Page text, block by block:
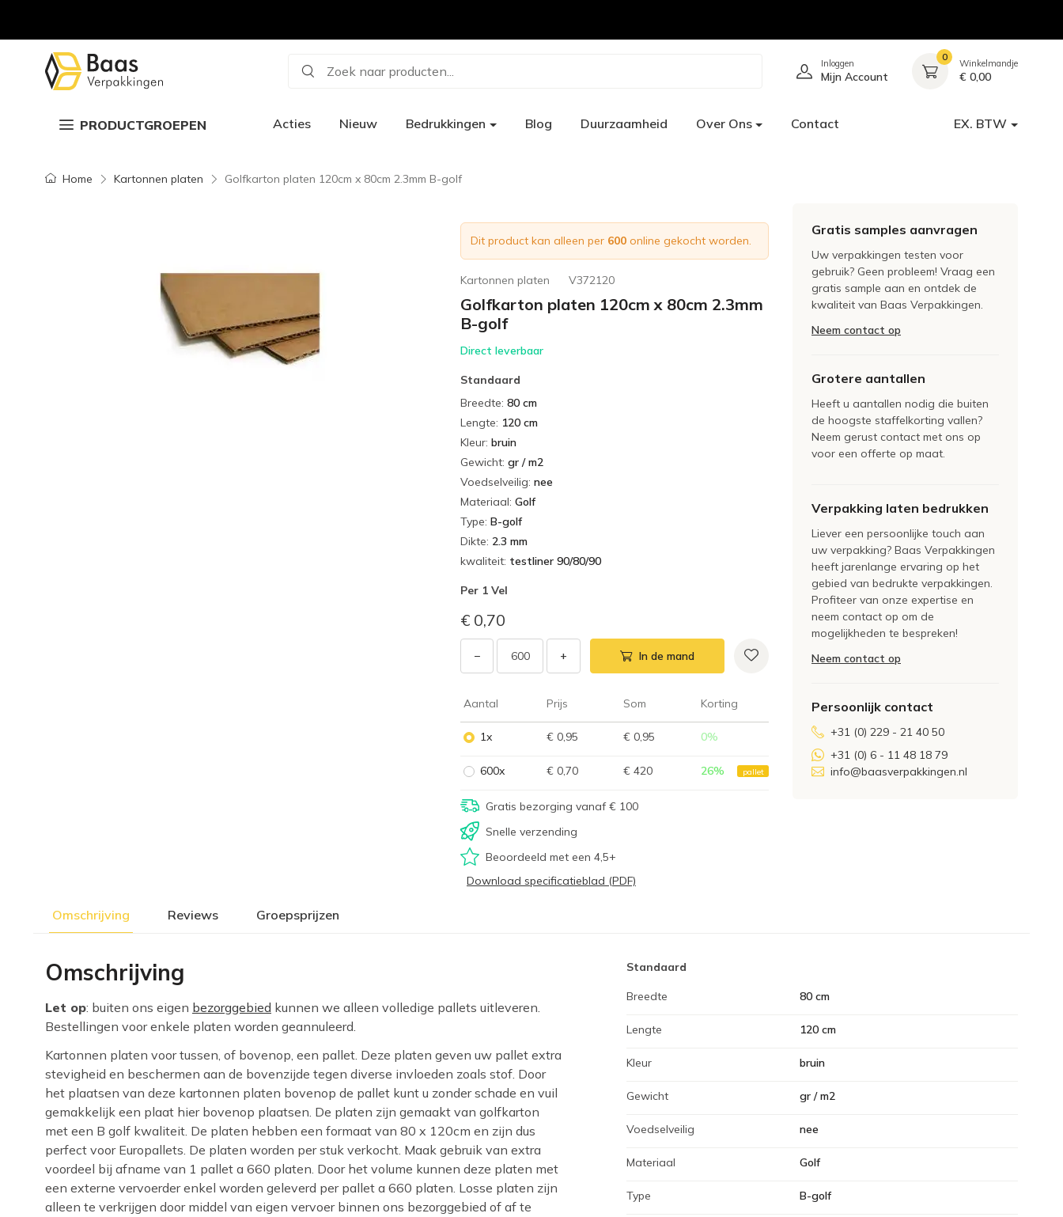
Zoek naar producten... Inloggen
Mijn Account
0
Winkelmandje
€ 0,00
PRODUCTGROEPEN Acties Nieuw Bedrukkingen Blog Duurzaamheid Over Ons Contact EX. BTW
Home Kartonnen platen Golfkarton platen 120cm x 80cm 2.3mm B-golf
Dit product kan alleen per 600 online gekocht worden.
Kartonnen platen V372120
Golfkarton platen 120cm x 80cm 2.3mm
B-golf
Direct leverbaar
Standaard
Breedte: 80 cm
Lengte: 120 cm
Kleur: bruin
Gewicht: gr / m2
Voedselveilig: nee
Materiaal: Golf
Type: B-golf
Dikte: 2.3 mm
kwaliteit: testliner 90/80/90
Per 1 Vel
€ 0,70
− + In de mand
Aantal Prijs Som Korting
1x € 0,95 € 0,95 0%
600x € 0,70 € 420 26% pallet
Gratis bezorging vanaf € 100
Snelle verzending
Beoordeeld met een 4,5+
Download specificatieblad (PDF)
Gratis samples aanvragen
Uw verpakkingen testen voor
gebruik? Geen probleem! Vraag een
gratis sample aan en ontdek de
kwaliteit van Baas Verpakkingen.
Neem contact op
Grotere aantallen
Heeft u aantallen nodig die buiten
de hoogste staffelkorting vallen?
Neem gerust contact met ons op
voor een offerte op maat.
Verpakking laten bedrukken
Liever een persoonlijke touch aan
uw verpakking? Baas Verpakkingen
heeft jarenlange ervaring op het
gebied van bedrukte verpakkingen.
Profiteer van onze expertise en
neem contact op om de
mogelijkheden te bespreken!
Neem contact op
Persoonlijk contact
+31 (0) 229 - 21 40 50
+31 (0) 6 - 11 48 18 79
info@baasverpakkingen.nl
Omschrijving Reviews Groepsprijzen
Omschrijving
Let op: buiten ons eigen bezorggebied kunnen we alleen volledige pallets uitleveren.
Bestellingen voor enkele platen worden geannuleerd.
Kartonnen platen voor tussen, of bovenop, een pallet. Deze platen geven uw pallet extra
stevigheid en beschermen aan de bovenzijde tegen diverse invloeden zoals stof. Door
het plaatsen van deze kartonnen platen bovenop de pallet kunt u zonder schade en vuil
gemakkelijk een plaat hier bovenop plaatsen. De platen zijn gemaakt van golfkarton
met een B golf kwaliteit. De platen hebben een formaat van 80 x 120cm en zijn dus
perfect voor Europallets. De platen worden per stuk verkocht. Maak gebruik van extra
voordeel bij afname van 1 pallet a 660 platen. Door het volume kunnen deze platen met
een externe vervoerder enkel worden geleverd per pallet a 660 platen. Losse platen zijn
alleen te verkrijgen door middel van eigen vervoer binnen ons bezorggebied of af te
Standaard
Breedte 80 cm
Lengte 120 cm
Kleur bruin
Gewicht gr / m2
Voedselveilig nee
Materiaal Golf
Type B-golf